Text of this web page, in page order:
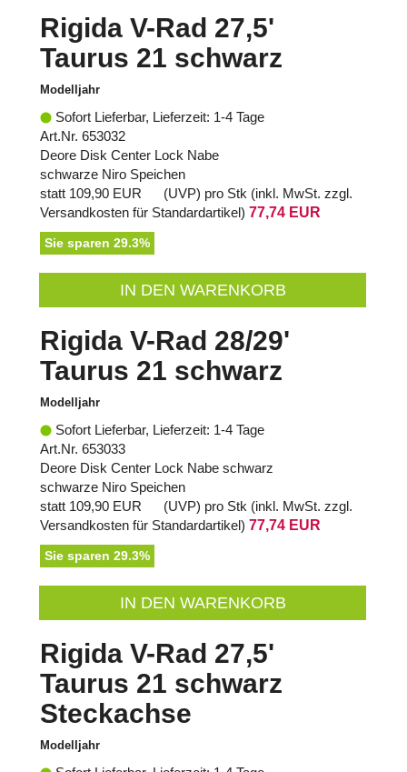
Rigida V-Rad 27,5'
Taurus 21 schwarz
Modelljahr
Sofort Lieferbar, Lieferzeit: 1-4 Tage
Art.Nr. 653032
Deore Disk Center Lock Nabe
schwarze Niro Speichen
statt 109,90 EUR (UVP) pro Stk (inkl. MwSt. zzgl.
Versandkosten für Standardartikel) 77,74 EUR
Sie sparen 29.3%
IN DEN WARENKORB
Rigida V-Rad 28/29'
Taurus 21 schwarz
Modelljahr
Sofort Lieferbar, Lieferzeit: 1-4 Tage
Art.Nr. 653033
Deore Disk Center Lock Nabe schwarz
schwarze Niro Speichen
statt 109,90 EUR (UVP) pro Stk (inkl. MwSt. zzgl.
Versandkosten für Standardartikel) 77,74 EUR
Sie sparen 29.3%
IN DEN WARENKORB
Rigida V-Rad 27,5'
Taurus 21 schwarz
Steckachse
Modelljahr